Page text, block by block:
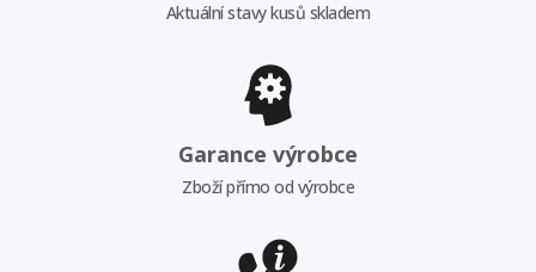
Aktuální stavy kusů skladem
Garance výrobce
Zboží přímo od výrobce